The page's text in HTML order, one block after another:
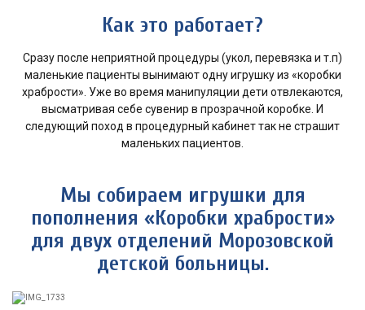
Как это работает?
Сразу после неприятной процедуры (укол, перевязка и т.п)
маленькие пациенты вынимают одну игрушку из «коробки
храбрости». Уже во время манипуляции дети отвлекаются,
высматривая себе сувенир в прозрачной коробке. И
следующий поход в процедурный кабинет так не страшит
маленьких пациентов.
Мы собираем игрушки для
пополнения «Коробки храбрости»
для двух отделений Морозовской
детской больницы.